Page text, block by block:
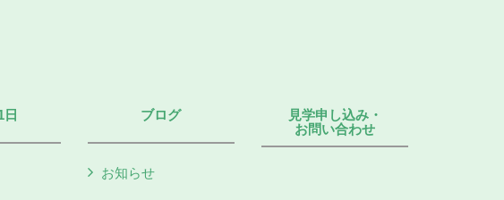
日 ブログ
お知らせ
見学申し込み・
お問い合わせ